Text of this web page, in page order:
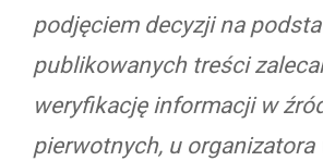
podjęciem decyzji na
publikowanych treści
weryfikację informacji w
pierwotnych, u organizatora